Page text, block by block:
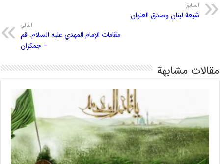
السابق
شيعة لبنان وصدق العنوان
التالي
مقامات الإمام المهدي عليه السلام: قم
– جمكران
مقالات مشابهة